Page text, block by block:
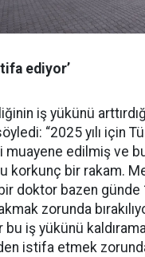
ediyor’
iş yükünü
“2025 yılı için
muayene edilmiş ve
korkunç bir rakam.
doktor bazen günde
zorunda
iş yükünü
istifa etmek zorunda